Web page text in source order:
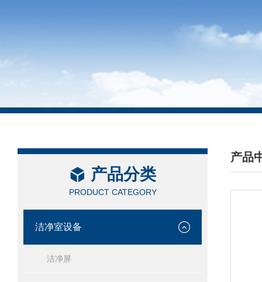
产品分类
PRODUCT CATEGORY
洁净室设备
洁净屏
产品
/